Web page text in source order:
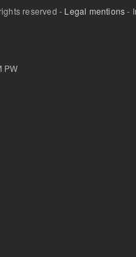
reserved - Legal mentions-
PW